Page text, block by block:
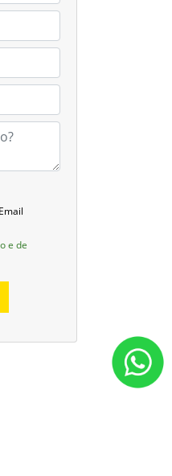
Email
e de